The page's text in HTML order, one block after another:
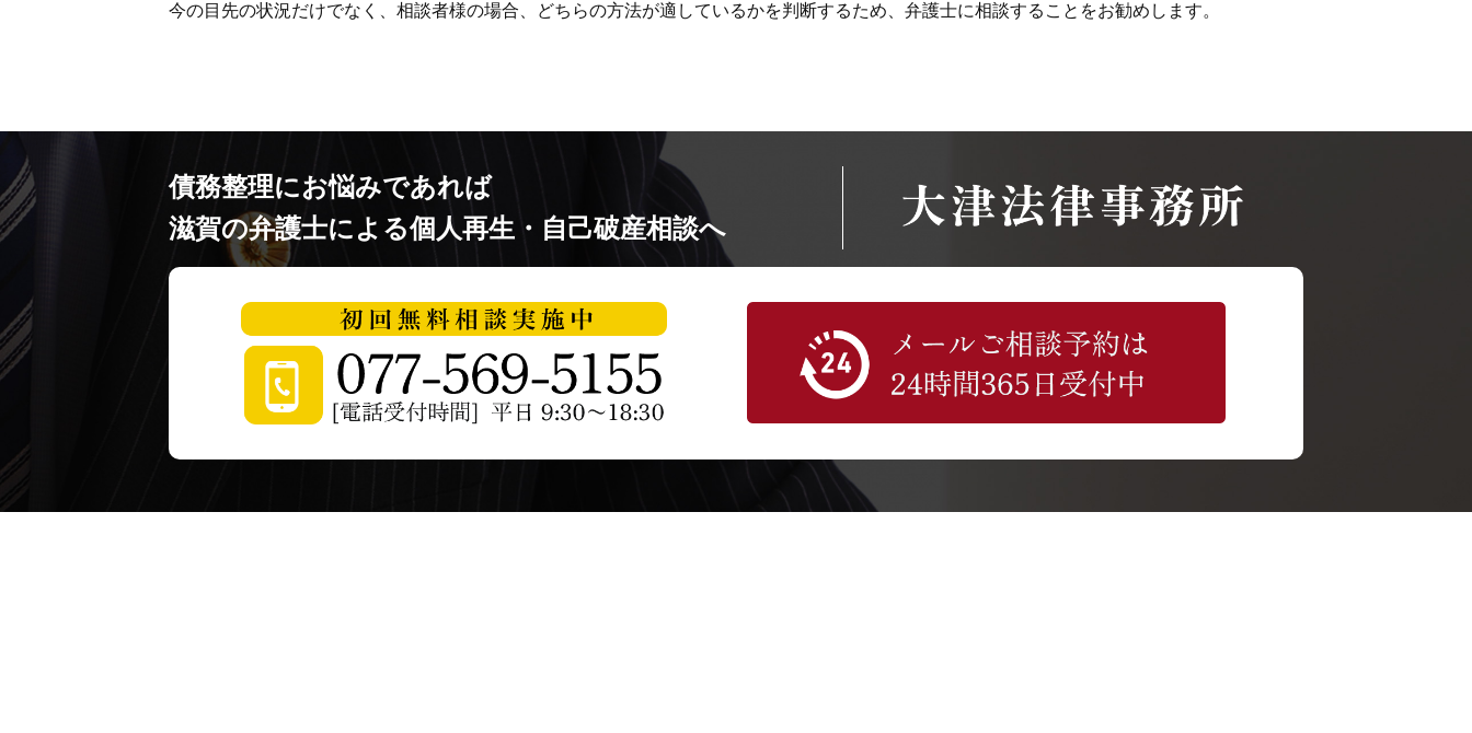
今の目先の状況だけでなく、相談者様の場合、どちらの方法が適しているかを判断するため、弁護士に相談することをお勧めします。
債務整理にお悩みであれば
滋賀の弁護士による個人再生・自己破産相談へ